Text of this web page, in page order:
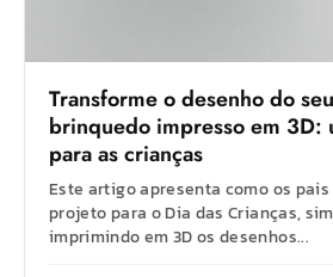
Transforme o desenho do
brinquedo impresso em 3D:
para as crianças
Este artigo apresenta como os
projeto para o Dia das Crianças,
imprimindo em 3D os desenhos...